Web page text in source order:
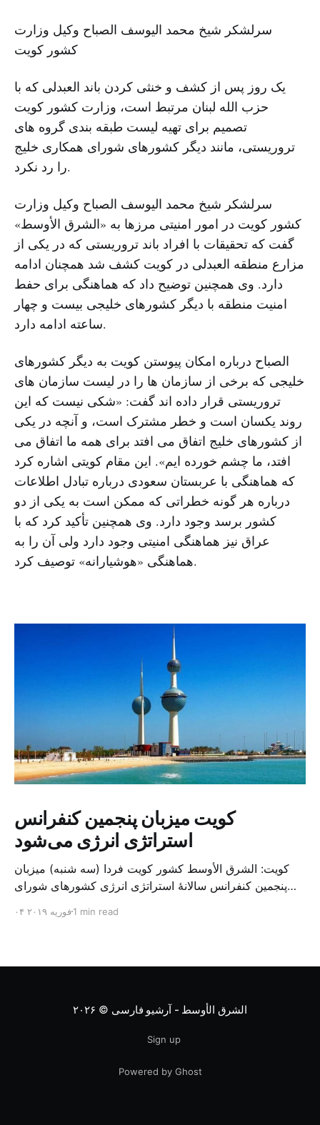
سرلشکر شیخ محمد الیوسف الصباح وکیل وزارت
کشور کویت
یک روز پس از کشف و خنثی کردن باند العبدلی که با
حزب الله لبنان مرتبط است، وزارت کشور کویت
تصمیم برای تهیه لیست طبقه بندی گروه های
تروریستی، مانند دیگر کشورهای شورای همکاری خلیج
را رد نکرد.
سرلشکر شیخ محمد الیوسف الصباح وکیل وزارت
کشور کویت در امور امنیتی مرزها به «الشرق الأوسط»
گفت که تحقیقات با افراد باند تروریستی که در یکی از
مزارع منطقه العبدلی در کویت کشف شد همچنان ادامه
دارد. وی همچنین توضیح داد که هماهنگی برای حفط
امنیت منطقه با دیگر کشورهای خلیجی بیست و چهار
ساعته ادامه دارد.
الصباح درباره امکان پیوستن کویت به دیگر کشورهای
خلیجی که برخی از سازمان ها را در لیست سازمان های
تروریستی قرار داده اند گفت: «شکی نیست که این
روند یکسان است و خطر مشترک است، و آنچه در یکی
از کشورهای خلیج اتفاق می افتد برای همه ما اتفاق می
افتد، ما چشم خورده ایم». این مقام کویتی اشاره کرد
که هماهنگی با عربستان سعودی درباره تبادل اطلاعات
درباره هر گونه خطراتی که ممکن است به یکی از دو
کشور برسد وجود دارد. وی همچنین تأکید کرد که با
عراق نیز هماهنگی امنیتی وجود دارد ولی آن را به
هماهنگی «هوشیارانه» توصیف کرد.
کویت میزبان پنجمین کنفرانس
استراتژی انرژی می‌شود
کویت: الشرق الأوسط کشور کویت فردا (سه شنبه) میزبان
پنجمین کنفرانس سالانهٔ استراتژی انرژی کشورهای شورای
متخصص از شرکت‌های جهانی نفت و گاز در این کنفرانس
۰۴ فوریه ۲۰۱۹1 min read
الشرق الأوسط - آرشیو فارسی © ۲۰۲۶
Sign up
Powered by Ghost